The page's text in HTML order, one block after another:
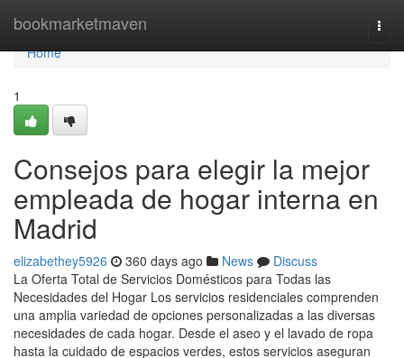
bookmarketmaven
Home
Home
1
Consejos para elegir la mejor
empleada de hogar interna en
Madrid
elizabethey5926 360 days ago News
Discuss
La Oferta Total de Servicios Domésticos para Todas las
Necesidades del Hogar Los servicios residenciales comprenden
una amplia variedad de opciones personalizadas a las diversas
necesidades de cada hogar. Desde el aseo y el lavado de ropa
hasta la cuidado de espacios verdes, estos servicios aseguran